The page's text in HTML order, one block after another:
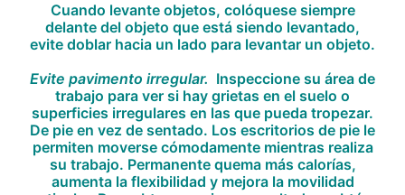
Cuando levante objetos, colóquese siempre
delante del objeto que está siendo levantado,
evite doblar hacia un lado para levantar un objeto.
Evite pavimento irregular. Inspeccione su área de
trabajo para ver si hay grietas en el suelo o
superficies irregulares en las que pueda tropezar.
De pie en vez de sentado. Los escritorios de pie le
permiten moverse cómodamente mientras realiza
su trabajo. Permanente quema más calorías,
aumenta la flexibilidad y mejora la movilidad